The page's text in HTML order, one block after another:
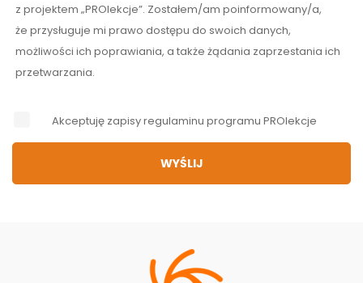
z projektem „PROlekcje”. Zostałem/am poinformowany/a,
że przysługuje mi prawo dostępu do swoich danych,
możliwości ich poprawiania, a także żądania zaprzestania ich
przetwarzania.
Akceptuję zapisyregulaminu programu PROlekcje